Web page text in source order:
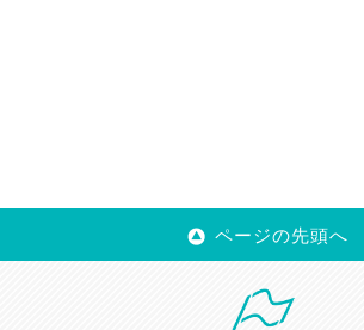
ページの先頭へ